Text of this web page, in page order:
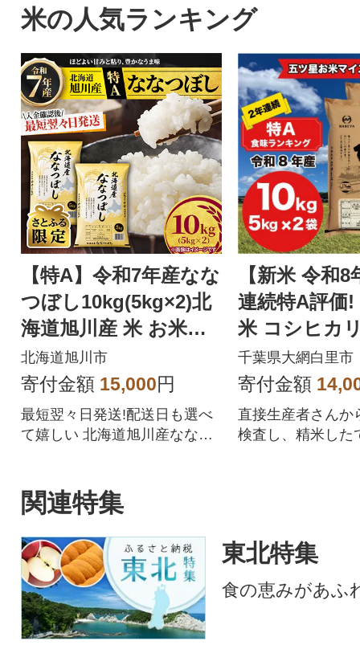
米の人気ランキング
【特A】令和7年産なな
つぼし10kg(5kg×2)北
海道旭川産 米 お米
【さとふる限定】_059
57
北海道旭川市
寄付金額 15,000円
最短翌々日発送!配送日も選べ
て嬉しい 北海道旭川産ななつ
【新米 令和
連続特A評価!
米 コシヒカ
kg ×2袋)
千葉県大網白里市
寄付金額
直接生産者さんか
検査し、精米した
関連特集
東北特集
食の恵みがあふ